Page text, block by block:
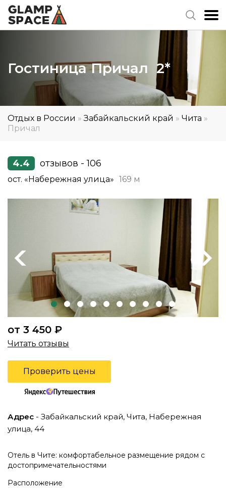
Гостиница Причал 2*
Отдых в России »Забайкальский край » Чита »
Причал
4.4 отзывов - 106
ост. «Набережная улица» 169 м
Previous Next
от 3 450 ₽
Читать отзывы
Проверить цены
Адрес - Забайкальский край, Чита, Набережная
улица, 44
Отель в Чите: комфортабельное размещение рядом с
достопримечательностями
Расположение